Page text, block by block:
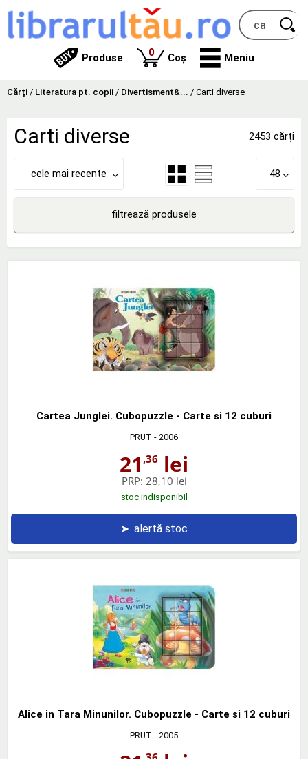
Produse 0produse
Coș Meniu
Cărţi / Literatura pt. copii / Divertisment&... / Carti diverse
Carti diverse 2453 cărți
cele mai recente 48
filtrează produsele
Cartea Junglei. Cubopuzzle - Carte si 12 cuburi
PRUT - 2006
21 ,36 lei
PRP: 28,10 lei
stoc indisponibil
➤ alertă stoc
Alice in Tara Minunilor. Cubopuzzle - Carte si 12 cuburi
PRUT - 2005